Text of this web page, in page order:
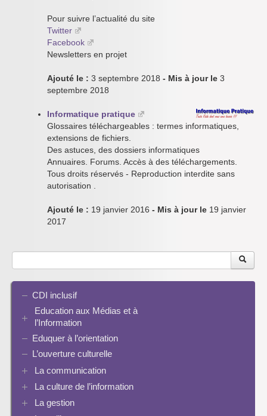
Pour suivre l’actualité du site
Twitter
Facebook
Newsletters en projet
Ajouté le : 3 septembre 2018 - Mis à jour le 3
septembre 2018
Informatique pratique
Glossaires téléchargeables : termes informatiques,
extensions de fichiers.
Des astuces, des dossiers informatiques
Annuaires. Forums. Accès à des téléchargements.
Tous droits réservés - Reproduction interdite sans
autorisation .
Ajouté le : 19 janvier 2016 - Mis à jour le 19 janvier
2017
CDI inclusif
Education aux Médias et à
l’Information
EMI et translittératie
La culture de la participation
Identité / Présence numérique / Traces
Informatique, algorithmes et réalité augmentée
Eduquer à l’orientation
L’ouverture culturelle
La communication
Plaquettes de communication
Présence numérique du CDI
La culture de l’information
Ressources pour penser une didactique
La gestion